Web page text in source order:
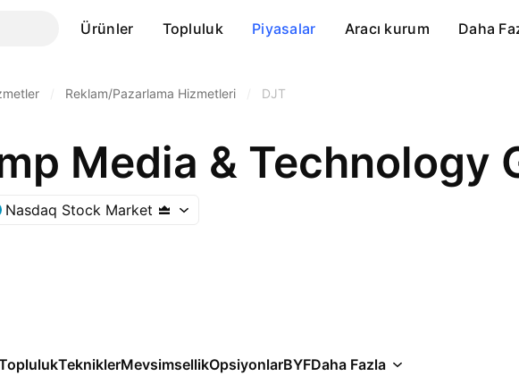
Ürünler Topluluk Piyasalar Aracı kurum Daha
Reklam/Pazarlama Hizmetleri DJT
Media & Technology
Nasdaq Stock Market
TekniklerMevsimsellikOpsiyonlarBYFDaha Fazla